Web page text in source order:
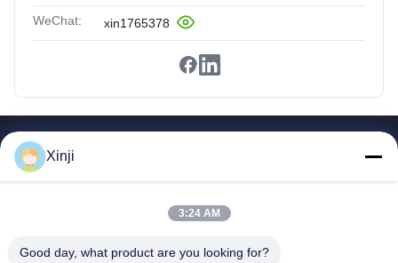
WeChat: xin1765378
Dom
O Nas
Zwiedzanie Fabryki
Xinji
3:24 AM
Good day, what product are you looking for?